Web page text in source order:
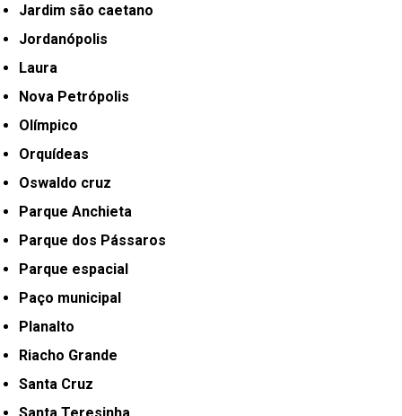
Jardim são caetano
Jordanópolis
Laura
Nova Petrópolis
Olímpico
Orquídeas
Oswaldo cruz
Parque Anchieta
Parque dos Pássaros
Parque espacial
Paço municipal
Planalto
Riacho Grande
Santa Cruz